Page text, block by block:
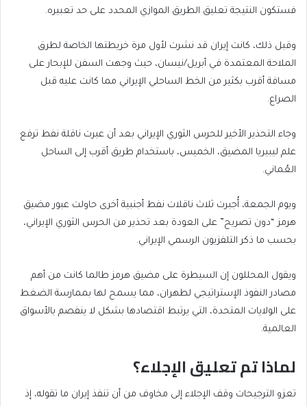
فستكون النتيجة تعليق الطريق الموازي المحدد على حد تعبيره.
وقبل ذلك، كانت إيران قد نشرت لأول مرة خريطتها الخاصة لطرق
الملاحة المعتمدة في أبريل/نيسان، حيث وجهت السفن للإبحار على
مسافة أقرب بكثير من الخط الساحلي الإيراني مما كانت عليه قبل
الصراع.
وجاء التحذير الأخير للحرس الثوري الإيراني بعد أن عبرت ناقلة نفط ترفع
علم ليبيريا المضيق، الخميس، باستخدام طريق أقرب إلى الساحل
العُماني.
ويوم الجمعة، أُجبرت ثلاث ناقلات نفط أجنبية أخرى حاولت عبور مضيق
هرمز “دون تصريح” على العودة بعد تحذير من الحرس الثوري الإيراني،
بحسب ما ذكر التلفزيون الرسمي الإيراني.
ويقول المحللون إن السيطرة على مضيق هرمز طالما كانت من أهم
مصادر النفوذ الإستراتيجي لطهران، مما يسمح لها بممارسة الضغط
على الولايات المتحدة، التي يرتبط اقتصادها بشكل لا ينفصم بالأسواق
العالمية.
لماذا تم تعليق الإجلاء؟
تعزو الترجيحات وقف الإجلاء إلى مخاوف من أن تنفذ إيران ما تقوله، إذ